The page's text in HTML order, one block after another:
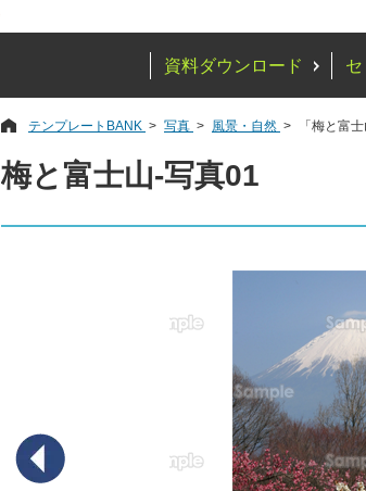
資料ダウンロード
テンプレートBANK 写真 風景・自然 「梅と富
梅と富士山-写真01